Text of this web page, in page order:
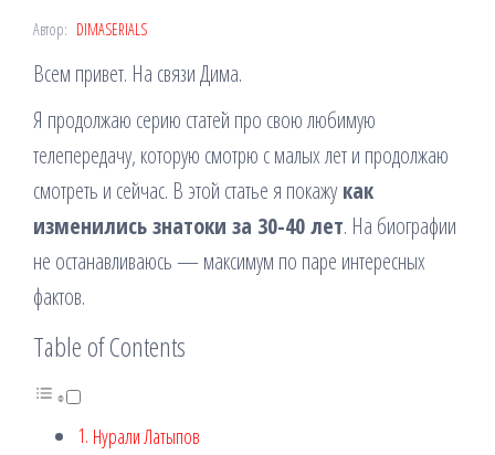
Автор: DIMASERIALS
Всем привет. На связи Дима.
Я продолжаю серию статей про свою любимую
телепередачу, которую смотрю с малых лет и продолжаю
смотреть и сейчас. В этой статье я покажукак
изменились знатоки за 30-40 лет. На биографии
не останавливаюсь — максимум по паре интересных
фактов.
Table of Contents
Нурали Латыпов